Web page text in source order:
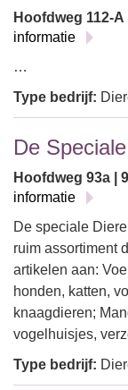
Hoofdweg 112-A
informatie
…
Type bedrijf:
De
Hoofdweg 93a |
informatie
De speciale
ruim assortiment
artikelen aan:
honden, katten,
knaagdieren;
vogelhuisjes,
Type bedrijf: